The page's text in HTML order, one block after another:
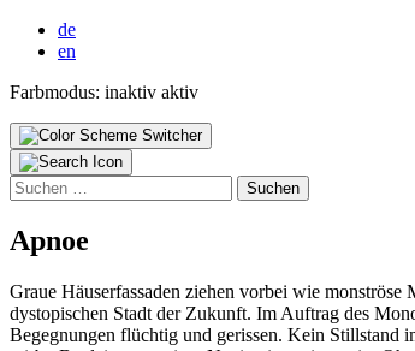
de
en
Farbmodus: inaktiv aktiv
Suchen
nach:
Apnoe
Graue Häuserfassaden ziehen vorbei wie
dystopischen Stadt der Zukunft. Im Auftrag des
Begegnungen flüchtig und gerissen. Kein Stillstand